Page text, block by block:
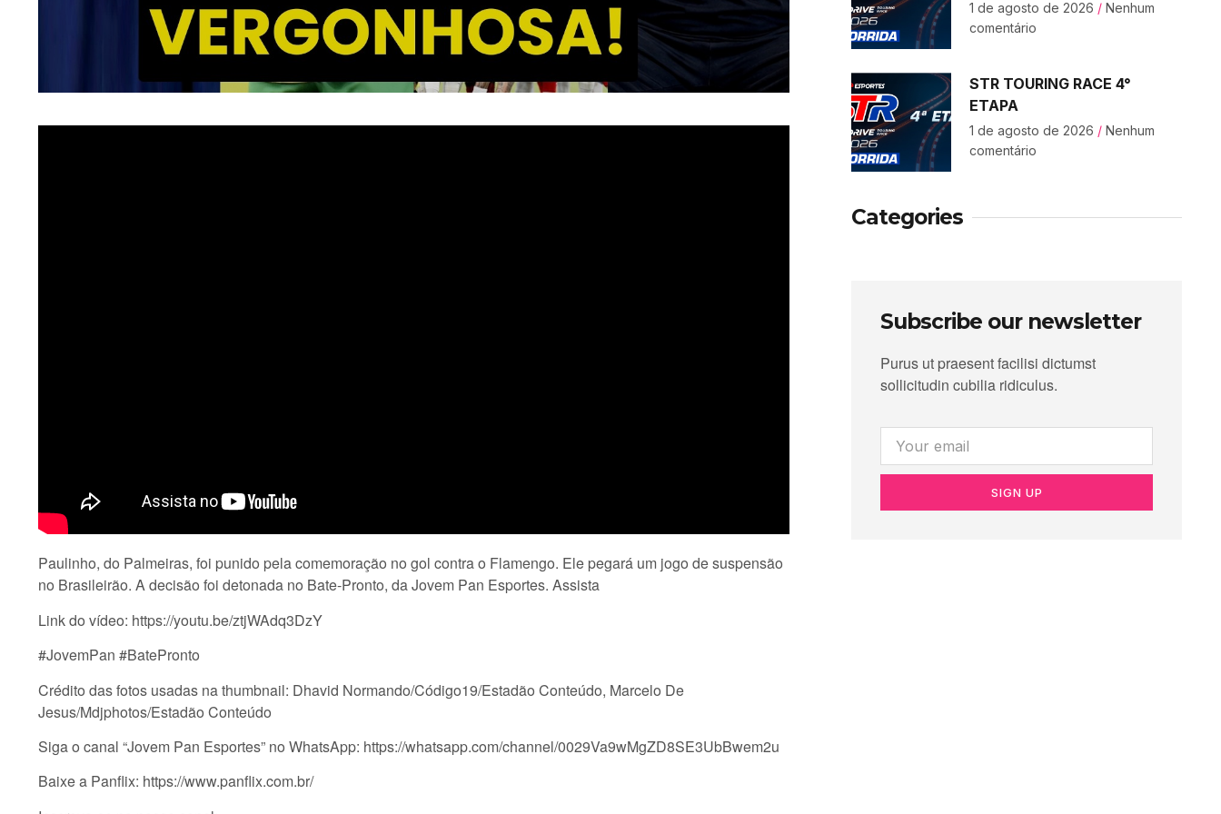
Paulinho, do Palmeiras, foi punido pela comemoração no gol contra o Flamengo. Ele pegará um jogo de suspensão
no Brasileirão. A decisão foi detonada no Bate-Pronto, da Jovem Pan Esportes. Assista
Link do vídeo: https://youtu.be/ztjWAdq3DzY
#JovemPan #BatePronto
Crédito das fotos usadas na thumbnail: Dhavid Normando/Código19/Estadão Conteúdo, Marcelo De
Jesus/Mdjphotos/Estadão Conteúdo
Siga o canal “Jovem Pan Esportes” no WhatsApp: https://whatsapp.com/channel/0029Va9wMgZD8SE3UbBwem2u
Baixe a Panflix: https://www.panflix.com.br/
1 de agosto de 2026 Nenhum
comentário
STR TOURING RACE 4°
ETAPA
1 de agosto de 2026 Nenhum
comentário
Categories
Subscribe our newsletter
Purus ut praesent facilisi dictumst
sollicitudin cubilia ridiculus.
SIGN UP